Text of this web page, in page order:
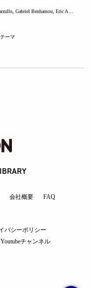
Gabriel Benhamou Eric Aron
ーマ
会社概要
FAQ
バシーポリシー
Youtubeチャンネル